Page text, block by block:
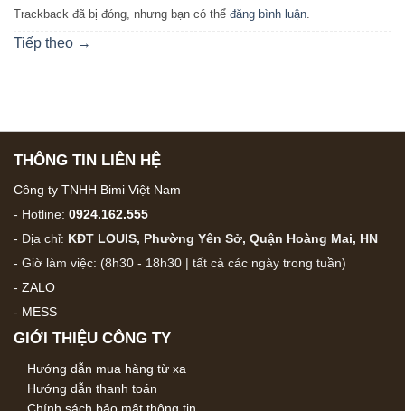
Trackback đã bị đóng, nhưng bạn có thể đăng bình luận.
Tiếp theo →
THÔNG TIN LIÊN HỆ
Công ty TNHH Bimi Việt Nam
- Hotline: 0924.162.555
- Địa chỉ: KĐT LOUIS, Phường Yên Sở, Quận Hoàng Mai, HN
- Giờ làm việc: (8h30 - 18h30 | tất cả các ngày trong tuần)
- ZALO
- MESS
GIỚI THIỆU CÔNG TY
Hướng dẫn mua hàng từ xa
Hướng dẫn thanh toán
Chính sách bảo mật thông tin